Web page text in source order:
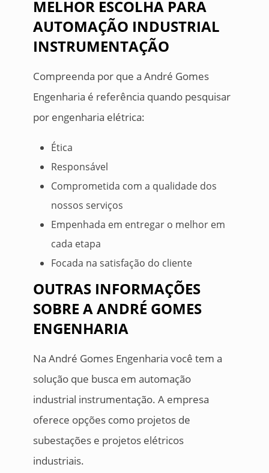
MELHOR ESCOLHA PARA
AUTOMAÇÃO INDUSTRIAL
INSTRUMENTAÇÃO
Compreenda por que a André Gomes
Engenharia é referência quando pesquisar
por engenharia elétrica:
Ética
Responsável
Comprometida com a qualidade dos
nossos serviços
Empenhada em entregar o melhor em
cada etapa
Focada na satisfação do cliente
OUTRAS INFORMAÇÕES
SOBRE A ANDRÉ GOMES
ENGENHARIA
Na André Gomes Engenharia você tem a
solução que busca em automação
industrial instrumentação. A empresa
oferece opções como projetos de
subestações e projetos elétricos
industriais.